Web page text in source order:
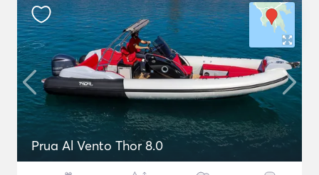
Prua Al Vento Thor 8.0